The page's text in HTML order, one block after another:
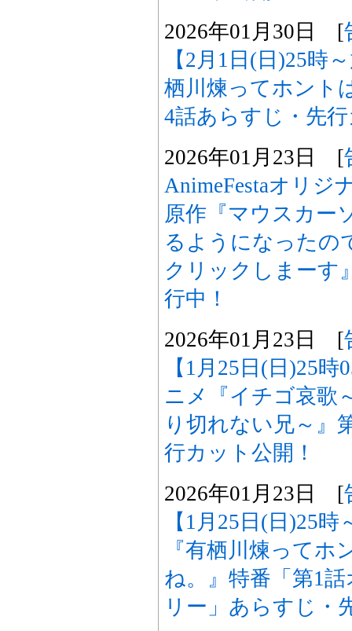
2026年01月30日 [
【2月1日(日)25時
栖川煉ってホント
4話あらすじ・先
2026年01月23日 [
AnimeFestaオリジ
原作『マウスカー
るようになったの
クリックしまーす
行中！
2026年01月23日 [
【1月25日(日)25
ニメ『イチゴ哀歌
り切れない兄～
行カット公開！
2026年01月23日 [
【1月25日(日)25
『有栖川煉ってホ
ね。』特番「第1
リー」あらすじ・